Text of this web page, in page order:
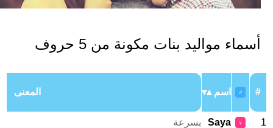
مواليد بنات مكونة من 5 حروف
♂ اسم المعنى
Saya بسرعة